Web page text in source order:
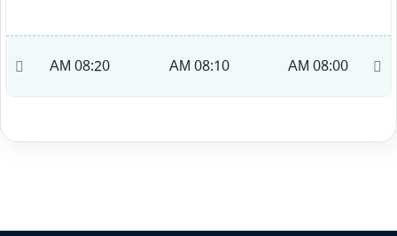
08:00 AM
08:10 AM
08:20 AM